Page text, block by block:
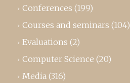
Conferences (199)
Courses and seminars (104)
Evaluations (2)
Computer Science (20)
Media (316)